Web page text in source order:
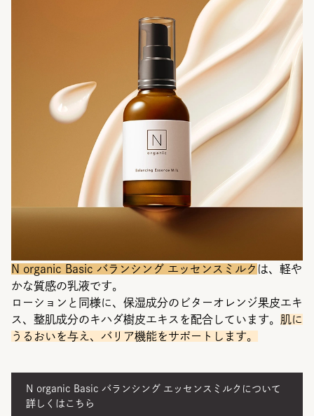
N organic Basic バランシング エッセンスミルク は、軽や
かな質感の乳液です。
ローションと同様に、保湿成分のビターオレンジ果皮エキ
ス、整肌成分のキハダ樹皮エキスを配合しています。 肌に
うるおいを与え、バリア機能をサポートします。
N organic Basic バランシング エッセンスミルクについて
詳しくはこちら